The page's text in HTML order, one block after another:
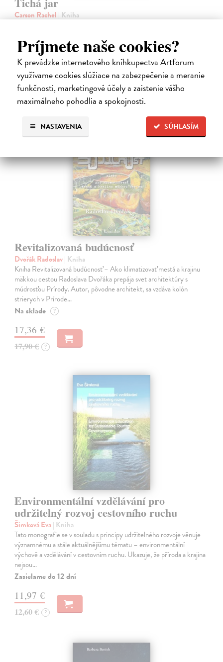
Príjmete naše cookies?
K prevádzke internetového kníhkupectva Artforum
využívame cookies slúžiace na zabezpečenie a meranie
funkčnosti, marketingové účely a zaistenie vášho
maximálneho pohodlia a spokojnosti.
SÚHLASÍM
NASTAVENIA
Carson Rachel | Kniha
nárokovať na epochálny význam.
Na sklade
16,06 €
16,90 € ?
Revitalizovaná budúcnosť
Dvořák Radoslav| Kniha
Kniha Revitalizovaná budúcnosť – Ako klimatizovať mestá a krajinu
mäkkou cestou Radoslava Dvořáka prepája svet architektúry s
múdrosťou Prírody. Autor, pôvodne architekt, sa vzdáva kolón
strierych v Prírode…
Na sklade ?
17,36 €
17,90 € ?
Environmentální vzdělávání pro
udržitelný rozvoj cestovního ruchu
Šimková Eva| Kniha
Tato monografie se v souladu s principy udržitelného rozvoje věnuje
významnému a stále aktuálnějšímu tématu – environmentální
výchově a vzdělávání v cestovním ruchu. Ukazuje, že příroda a krajina
nejsou…
Zasielame do 12 dní
11,97 €
12,60 € ?